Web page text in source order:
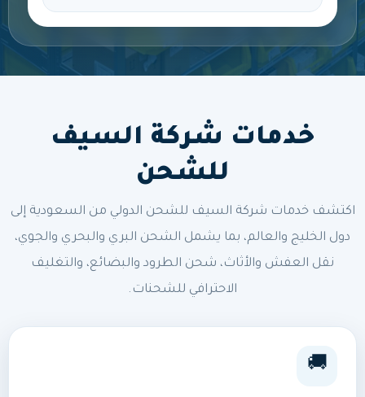
خدمات شركة السيف
للشحن
اكتشف خدمات شركة السيف للشحن الدولي من السعودية إلى
دول الخليج والعالم، بما يشمل الشحن البري والبحري والجوي،
نقل العفش والأثاث، شحن الطرود والبضائع، والتغليف
الاحترافي للشحنات.
🚚